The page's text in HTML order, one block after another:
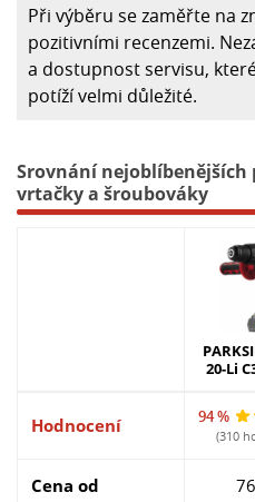
Při výběru se zaměřte na
pozitivními recenzemi.
a dostupnost servisu,
potíží velmi důležité.
Srovnání
vrtačky a šroubováky
20-Li
Hodnocení 94 %
(310
Cena od